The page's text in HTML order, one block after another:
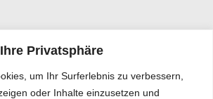
Privatsphäre
um Ihr Surferlebnis zu verbessern,
oder Inhalte einzusetzen und